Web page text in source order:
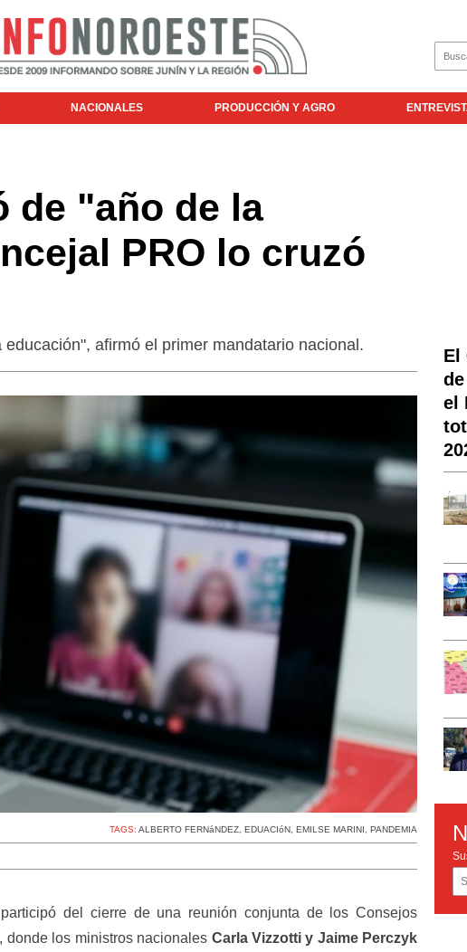
NACIONALES PRODUCCIÓN Y AGRO
de "año de la
PRO lo cruzó
afirmó el primer mandatario nacional.
TAGS:ALBERTO FERNáNDEZ ,EDUACIóN ,EMILSE MARINI ,PANDEMIA
participó del cierre de una reunión conjunta de los Consejos
donde los ministros nacionales Carla Vizzotti y Jaime Perczyk
El
el